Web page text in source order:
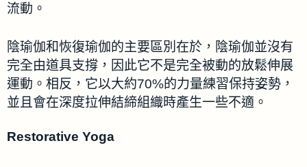
流動。
陰瑜伽和恢復瑜伽的主要區別在於，陰瑜伽並沒有
完全由道具支撐，因此它不是完全被動的放鬆伸展
運動。相反，它以大約70%的力量練習保持姿勢，
並且會在深度拉伸結締組織時產生一些不適。
Restorative Yoga